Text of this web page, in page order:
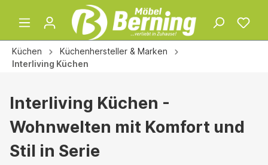
Küchen
Küchenhersteller & Marken
Interliving Küchen
Interliving Küchen -
Wohnwelten mit Komfort und
Stil in Serie